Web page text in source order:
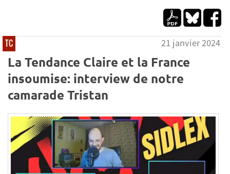
TC 21 janvier 2024
La Tendance Claire et la France
insoumise: interview de notre
camarade Tristan